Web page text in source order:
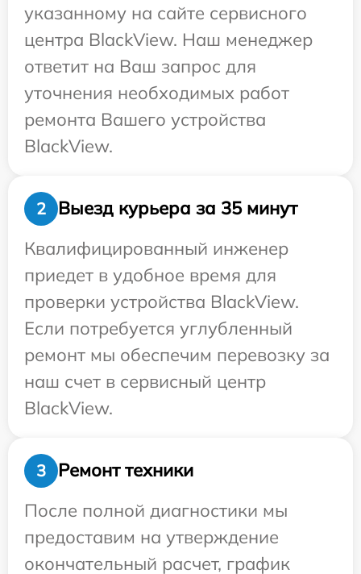
указанному на сайте сервисного
центра BlackView. Наш менеджер
ответит на Ваш запрос для
уточнения необходимых работ
ремонта Вашего устройства
BlackView.
2
Выезд курьера за 35 минут
Квалифицированный инженер
приедет в удобное время для
проверки устройства BlackView.
Если потребуется углубленный
ремонт мы обеспечим перевозку за
наш счет в сервисный центр
BlackView.
3
Ремонт техники
После полной диагностики мы
предоставим на утверждение
окончательный расчет, график